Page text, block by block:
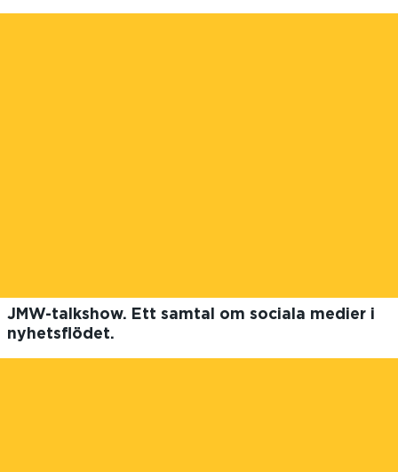
JMW-talkshow. Ett samtal om sociala medier i
nyhetsflödet.